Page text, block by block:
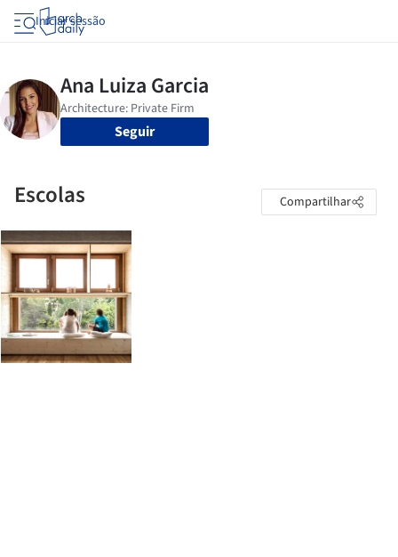
Iniciar sessão
Seguir
Escolas Compartilhar